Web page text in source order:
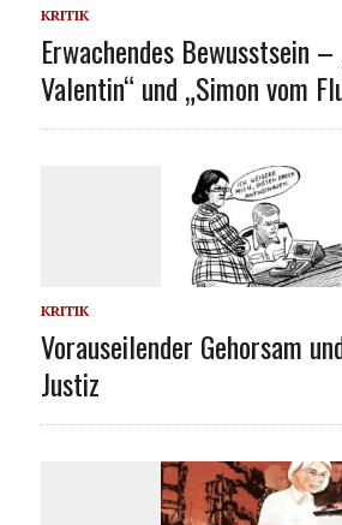
KRITIK
Erwachendes Bewusstsein –
Valentin“ und „Simon vom
KRITIK
Vorauseilender Gehorsam
Justiz